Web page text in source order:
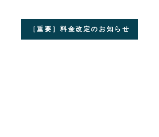
［重要］料金改定のお知らせ